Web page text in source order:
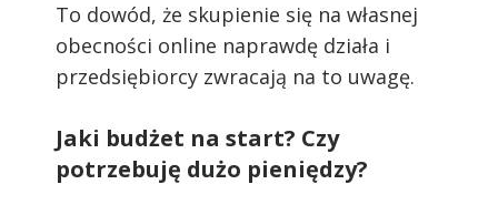
To dowód, że skupienie się na własnej
obecności online naprawdę działa i
przedsiębiorcy zwracają na to uwagę.
Jaki budżet na start? Czy
potrzebuję dużo pieniędzy?